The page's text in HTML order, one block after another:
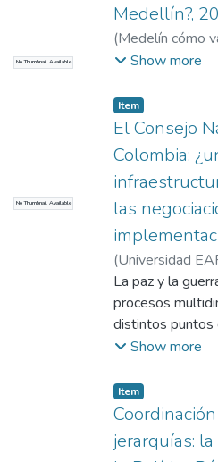
No Thumbnail Available
Medellín?,
(Medelín cómo
Meneses,
Hoyos Barba,
Fernando;
Show more
No Thumbnail Available
Item
El Consejo
Colombia:
las
(Universidad
Jiménez, Isabel;
Departamento
Políticas.
Universidad
Historias
La paz y la
procesos
distintos puntos
análisis
comunidad
de los cuales se
relacionados
guerra, con los
Show more
Item
jerarquías: